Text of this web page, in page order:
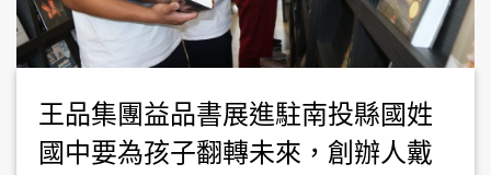
王品集團益品書展進駐南投縣國姓
國中要為孩子翻轉未來，創辦人戴